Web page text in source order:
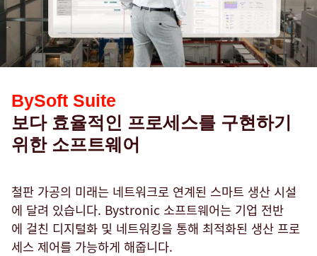
BySoft Suite
보다 효율적인 프로세스를 구현하기
위한 소프트웨어
철판 가공의 미래는 네트워크로 연계된 스마트 생산 시설
에 달려 있습니다. Bystronic 소프트웨어는 기업 전반
에 걸친 디지털화 및 네트워킹을 통해 최적화된 생산 프로
세스 제어를 가능하게 해줍니다.